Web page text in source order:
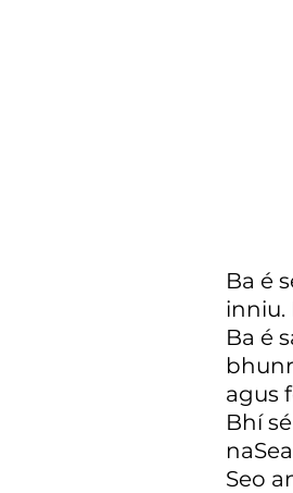
Ba é
inniu.
Ba é
agus
Bhí
na
Seo